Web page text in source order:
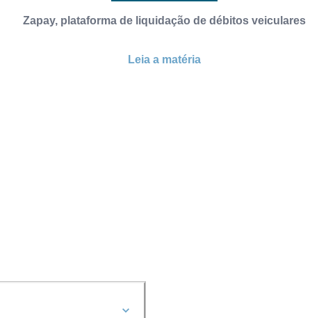
Zapay, plataforma de liquidação de débitos veiculares
Leia a matéria